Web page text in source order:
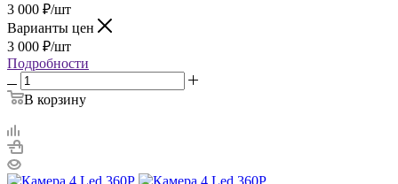
3 000 ₽/шт
Варианты цен
3 000 ₽/шт
Подробности
В корзину